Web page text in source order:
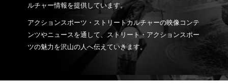
ルチャー情報を提供しています。
アクションスポーツ・ストリートカルチャーの映像コンテ
ンツやニュースを通して、ストリート・アクションスポー
ツの魅力を沢山の人へ伝えていきます。